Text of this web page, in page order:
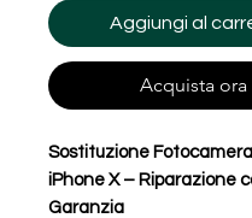
Aggiungi al
Acquista ora
Sostituzione
iPhone X – Riparazione
Garanzia